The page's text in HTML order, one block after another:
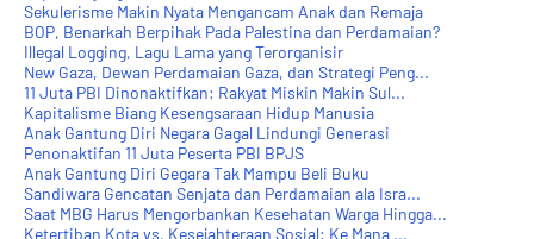
Sekulerisme Makin Nyata Mengancam Anak dan Remaja
BOP, Benarkah Berpihak Pada Palestina dan Perdamaian?
Illegal Logging, Lagu Lama yang Terorganisir
New Gaza, Dewan Perdamaian Gaza, dan Strategi Peng...
11 Juta PBI Dinonaktifkan: Rakyat Miskin Makin Sul...
Kapitalisme Biang Kesengsaraan Hidup Manusia
Anak Gantung Diri Negara Gagal Lindungi Generasi
Penonaktifan 11 Juta Peserta PBI BPJS
Anak Gantung Diri Gegara Tak Mampu Beli Buku
Sandiwara Gencatan Senjata dan Perdamaian ala Isra...
Saat MBG Harus Mengorbankan Kesehatan Warga Hingga...
Ketertiban Kota vs. Kesejahteraan Sosial: Ke Mana ...